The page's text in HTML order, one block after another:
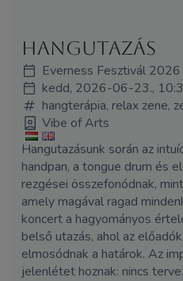
hangutazás
Everness Fesztivál 2026
kedd, 2026-06-23.,
hangterápia, relax zene,
Vibe of Arts
Hangutazásunk során az
handpan, a tongue drum és
rezgései összefonódnak,
amely magával ragad
koncert a hagyományos
belső utazás, ahol az
elmosódnak a határok. Az
jelenlétet hoznak: nincs